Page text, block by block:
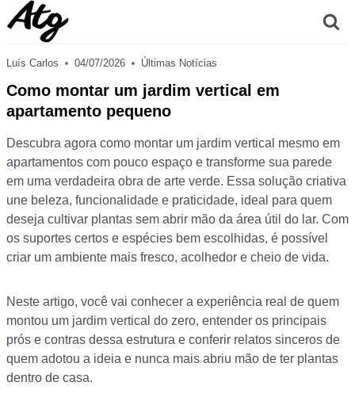
Skip
to
Luís Carlos 04/07/2026 Últimas Notícias
Como montar um jardim vertical em
apartamento pequeno
Descubra agora como montar um jardim vertical mesmo em
apartamentos com pouco espaço e transforme sua parede
em uma verdadeira obra de arte verde. Essa solução criativa
une beleza, funcionalidade e praticidade, ideal para quem
deseja cultivar plantas sem abrir mão da área útil do lar. Com
os suportes certos e espécies bem escolhidas, é possível
criar um ambiente mais fresco, acolhedor e cheio de vida.
Neste artigo, você vai conhecer a experiência real de quem
montou um jardim vertical do zero, entender os principais
prós e contras dessa estrutura e conferir relatos sinceros de
quem adotou a ideia e nunca mais abriu mão de ter plantas
dentro de casa.